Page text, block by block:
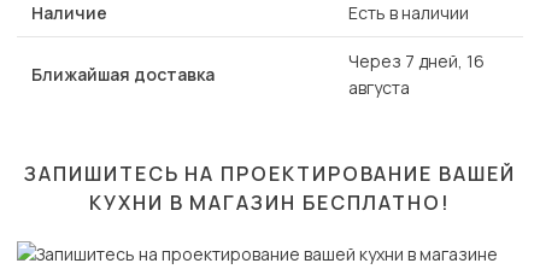
Наличие Есть в наличии
Ближайшая доставка
Через 7 дней, 16
августа
ЗАПИШИТЕСЬ НА ПРОЕКТИРОВАНИЕ ВАШЕЙ
КУХНИ В МАГАЗИН БЕСПЛАТНО!